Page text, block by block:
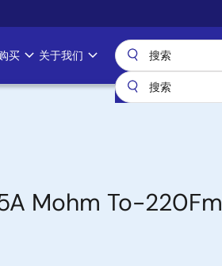
买 关于我们
Mohm To-220Fm